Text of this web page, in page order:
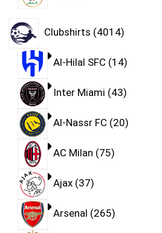
Clubshirts 4014
Al-Hilal SFC 14
Inter Miami 43
Al-Nassr FC 20
AC Milan 75
Ajax 37
Arsenal 265